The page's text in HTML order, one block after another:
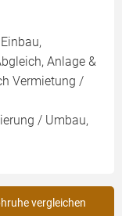
Anlage &
Vermietung /
/ Umbau,
vergleichen